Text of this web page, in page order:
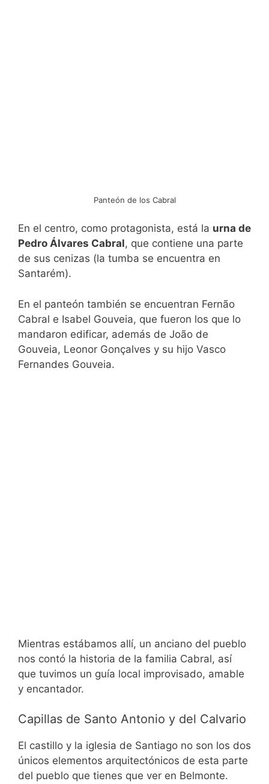
Panteón de los Cabral
En el centro, como protagonista, está la urna de
Pedro Álvares Cabral, que contiene una parte
de sus cenizas (la tumba se encuentra en
Santarém).
En el panteón también se encuentran Fernão
Cabral e Isabel Gouveia, que fueron los que lo
mandaron edificar, además de João de
Gouveia, Leonor Gonçalves y su hijo Vasco
Fernandes Gouveia.
Mientras estábamos allí, un anciano del pueblo
nos contó la historia de la familia Cabral, así
que tuvimos un guía local improvisado, amable
y encantador.
Capillas de Santo Antonio y del Calvario
El castillo y la iglesia de Santiago no son los dos
únicos elementos arquitectónicos de esta parte
del pueblo que tienes que ver en Belmonte.